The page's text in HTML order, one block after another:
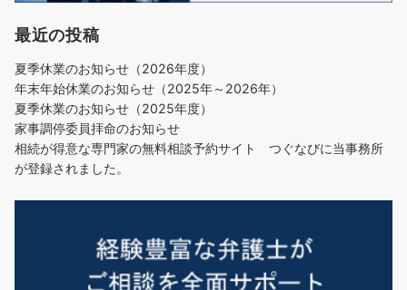
最近の投稿
夏季休業のお知らせ（2026年度）
年末年始休業のお知らせ（2025年～2026年）
夏季休業のお知らせ（2025年度）
家事調停委員拝命のお知らせ
相続が得意な専門家の無料相談予約サイト つぐなびに当事務所
が登録されました。